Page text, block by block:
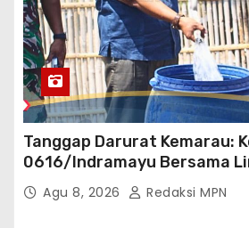
Tanggap Darurat Kemarau:
0616/Indramayu Bersama
Garap Bantuan Air Bersih
Agu 8, 2026 Redaksi MPN